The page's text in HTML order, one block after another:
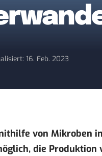
16. Feb. 2023
von Mikroben
die Produktion